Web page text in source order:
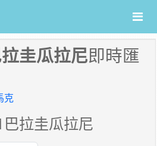
圭瓜拉尼即時匯
克
巴拉圭瓜拉尼